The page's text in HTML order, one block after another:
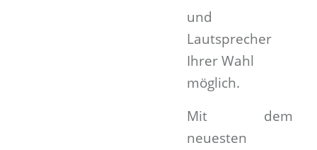
und
Lautsprecher
Ihrer Wahl
möglich.
Mit dem
neuesten